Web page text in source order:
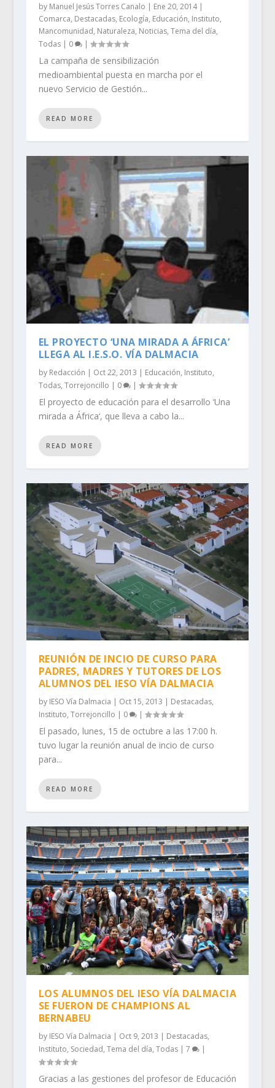
by Manuel Jesús Torres Canalo | Ene 20, 2014|
Comarca, Destacadas, Ecología, Educación, Instituto,
Mancomunidad, Naturaleza, Noticias, Tema del día,
Todas| 0 |
La campaña de sensibilización
medioambiental puesta en marcha por el
nuevo Servicio de Gestión...
READ MORE
EL PROYECTO ‘UNA MIRADA A ÁFRICA’
LLEGA AL I.E.S.O. VÍA DALMACIA
by Redacción | Oct 22, 2013 | Educación, Instituto,
Todas, Torrejoncillo | 0 |
El proyecto de educación para el desarrollo ‘Una
mirada a África‘, que lleva a cabo la...
READ MORE
REUNIÓN DE INCIO DE CURSO PARA
PADRES, MADRES Y TUTORES DE LOS
ALUMNOS DEL IESO VÍA DALMACIA
by IESO Vía Dalmacia | Oct 15, 2013 | Destacadas,
Instituto, Torrejoncillo | 0 |
El pasado, lunes, 15 de octubre a las 17:00 h.
tuvo lugar la reunión anual de incio de curso
para...
READ MORE
LOS ALUMNOS DEL IESO VÍA DALMACIA
SE FUERON DE CHAMPIONS AL
BERNABEU
by IESO Vía Dalmacia | Oct 9, 2013 | Destacadas,
Instituto, Sociedad, Tema del día, Todas| 7 |
Gracias a las gestiones del profesor de Educación